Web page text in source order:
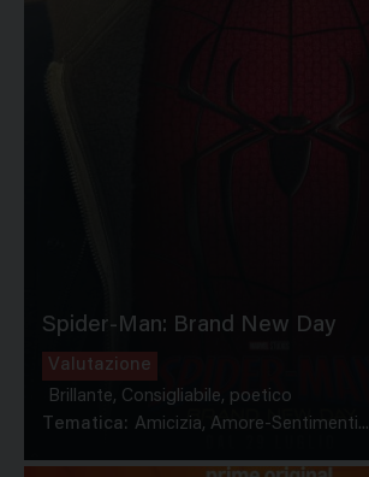
Spider-Man: Brand New Day
Valutazione
Brillante, Consigliabile, poetico
Tematica: Amicizia, Amore-Sentimenti...